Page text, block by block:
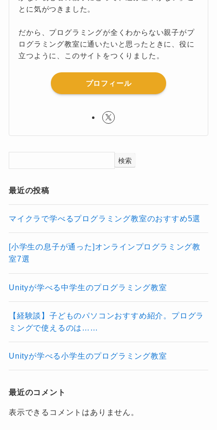
とに気がつきました。
だから、プログラミングが全くわからない親子がプ
ログラミング教室に通いたいと思ったときに、役に
立つように、このサイトをつくりました。
プロフィール
検索
最近の投稿
マイクラで学べるプログラミング教室のおすすめ5選
[小学生の息子が通った]オンラインプログラミング教
室7選
Unityが学べる中学生のプログラミング教室
【経験談】子どものパソコンおすすめ紹介。プログラ
ミングで使えるのは……
Unityが学べる小学生のプログラミング教室
最近のコメント
表示できるコメントはありません。